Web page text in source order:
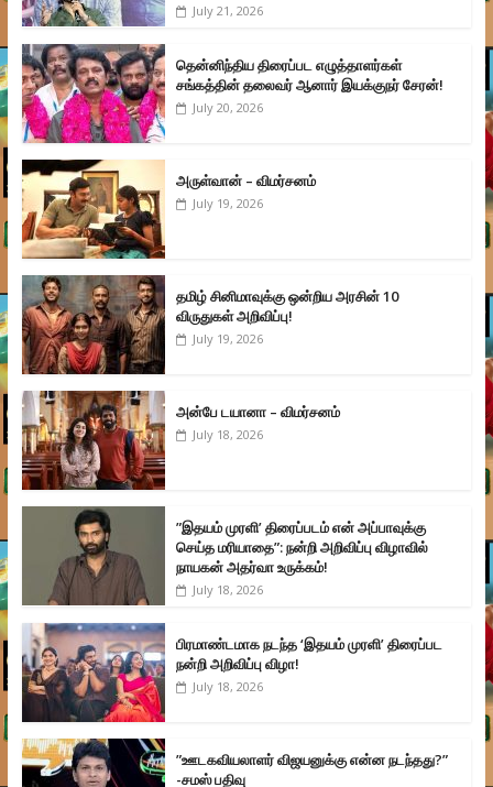
July 21, 2026
தென்னிந்திய திரைப்பட எழுத்தாளர்கள்
சங்கத்தின் தலைவர் ஆனார் இயக்குநர் சேரன்!
July 20, 2026
அருள்வான் – விமர்சனம்
July 19, 2026
தமிழ் சினிமாவுக்கு ஒன்றிய அரசின் 10
விருதுகள் அறிவிப்பு!
July 19, 2026
அன்பே டயானா – விமர்சனம்
July 18, 2026
”இதயம் முரளி’ திரைப்படம் என் அப்பாவுக்கு
செய்த மரியாதை”: நன்றி அறிவிப்பு விழாவில்
நாயகன் அதர்வா உருக்கம்!
July 18, 2026
பிரமாண்டமாக நடந்த ‘இதயம் முரளி’ திரைப்பட
நன்றி அறிவிப்பு விழா!
July 18, 2026
”ஊடகவியலாளர் விஜயனுக்கு என்ன நடந்தது?”
-சமஸ் பதிவு